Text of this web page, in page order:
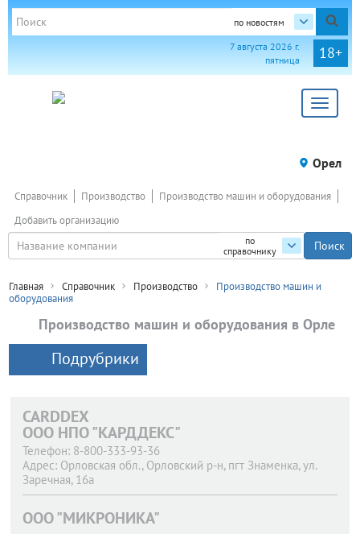
по новостям
18+
7 августа 2026 г.
пятница
Toggle
Орел
по
справочнику
Справочник Производство
Производство машин и оборудования
Добавить организацию
Главная Справочник Производство
Производство машин и
оборудования
Производство машин и оборудования в Орле
Подрубрики
CARDDEX
ООО НПО "КАРДДЕКС"
Телефон: 8-800-333-93-36
Адрес: Орловская обл., Орловский р-н, пгт Знаменка, ул.
Заречная, 16а
OOO "МИКРОНИКА"